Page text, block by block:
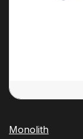
Monolith